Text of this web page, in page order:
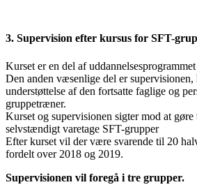
3. Supervision efter kursus for SFT-
Kurset er en del af
Den anden væsenlige del er
understøttelse af den fortsatte faglige og
gruppetræner.
Kurset og supervisionen sigter mod at
selvstændigt varetage SFT-grupper
Efter kurset vil der være svarende til 20
fordelt over 2018 og 2019.
Supervisionen vil foregå i tre grupper.